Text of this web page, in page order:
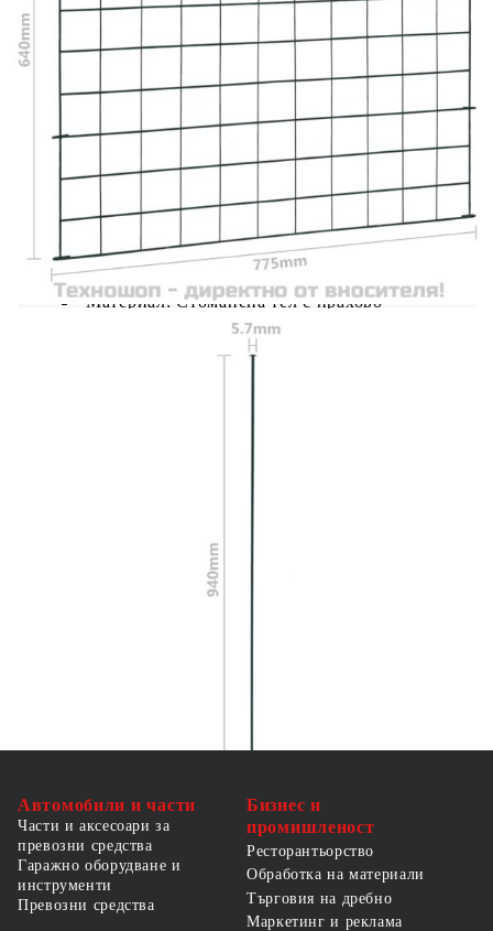
като ограда за предпазване на деца от езера,
потоци, плувни басейни, като градински
бордюр, градинска ограда, заграждение за
животни и др. Този комплект огради е
изработен от прахово боядисана стоманена тел,
която е устойчива на ръжда и може да осигури
години надеждна употреба на открито. Монтира
се лесно с помощта на твърди фиксиращи
стълбове, които се поставят от страничните
уплътнения на оградните елементи и след това
се забиват в земята. Доставката включва 5
оградни пана и 6 фиксиращи стълба.
Цвят: Зелен
Материал: Стоманена тел с прахово
Размери на всеки панел: 775 x 640 мм (Ш x
Автомобили и части
Части и аксесоари за
превозни средства
Гаражно оборудване и
инструменти
Превозни средства
Бизнес и
промишленост
Ресторантьорство
Обработка на материали
Търговия на дребно
Маркетинг и реклама